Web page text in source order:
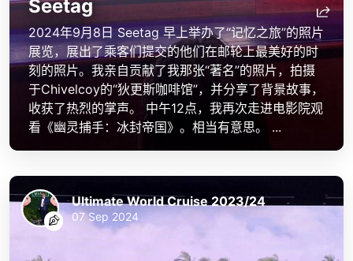
Seetag
2024年9月8日 Seetag 早上举办了“记忆之旅”的照片
展览，展出了乘客们提交的他们在邮轮上最美好的时
刻的照片。我亲自贡献了我那张“著名”的照片，拍摄
于Chivelcoy的“狄更斯咖啡馆”，并分享了背景故事，
收获了热烈的掌声。 中午12点，我再次走进电影院观
看《幽灵捕手：冰封帝国》。相当有意思。 ...
Ultimate World Cruise 2023/24
07 Sep 2024